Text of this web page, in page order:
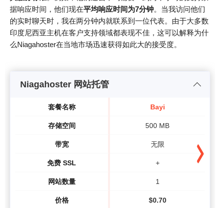
据响应时间，他们现在平均响应时间为7分钟。当我访问他们
的实时聊天时，我在两分钟内就联系到一位代表。由于大多数
印度尼西亚主机在客户支持领域都表现不佳，这可以解释为什
么Niagahoster在当地市场迅速获得如此大的接受度。
Niagahoster 网站托管
套餐名称
存储空间
带宽
免费 SSL
网站数量
价格
Bayi
500 MB
无限
+
1
$0.70